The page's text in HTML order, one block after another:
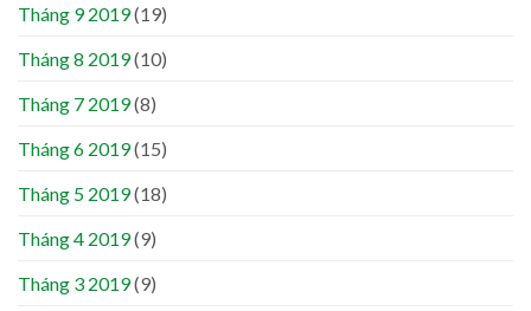
Tháng 9 2019(19)
Tháng 8 2019(10)
Tháng 7 2019(8)
Tháng 6 2019(15)
Tháng 5 2019(18)
Tháng 4 2019(9)
Tháng 3 2019(9)